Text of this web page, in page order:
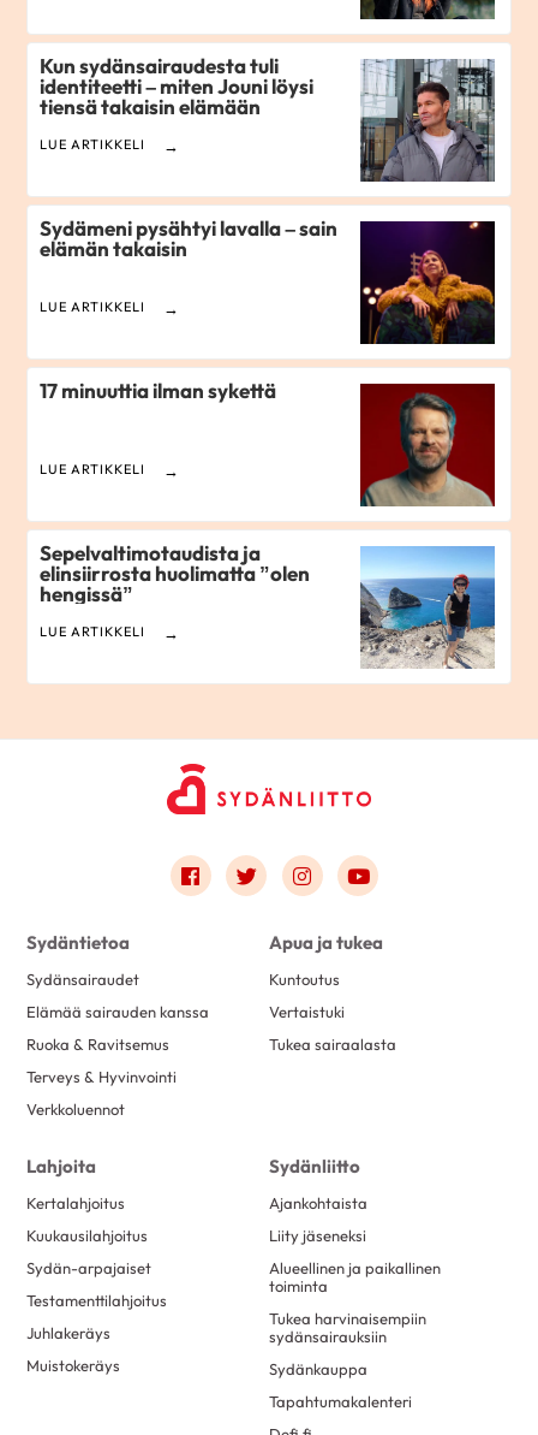
Kun sydänsairaudesta tuli
identiteetti – miten Jouni löysi
tiensä takaisin elämään
LUE ARTIKKELI
Sydämeni pysähtyi lavalla – sain
elämän takaisin
LUE ARTIKKELI
17 minuuttia ilman sykettä
LUE ARTIKKELI
Sepelvaltimotaudista ja
elinsiirrosta huolimatta ”olen
hengissä”
LUE ARTIKKELI
Link to facebook
Link to twitter
Link to instagram
Link to youtube
Sydäntietoa
Sydänsairaudet
Elämää sairauden kanssa
Ruoka & Ravitsemus
Terveys & Hyvinvointi
Verkkoluennot
Apua ja tukea
Kuntoutus
Vertaistuki
Tukea sairaalasta
Lahjoita
Kertalahjoitus
Kuukausilahjoitus
Sydän-arpajaiset
Testamenttilahjoitus
Juhlakeräys
Muistokeräys
Sydänliitto
Ajankohtaista
Liity jäseneksi
Alueellinen ja paikallinen
toiminta
Tukea harvinaisempiin
sydänsairauksiin
Sydänkauppa
Tapahtumakalenteri